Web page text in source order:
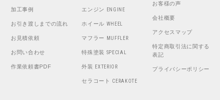
加工事例
お引き渡しまでの流れ
お見積依頼
お問い合わせ
作業依頼書PDF
エンジン ENGINE
ホイール WHEEL
マフラー MUFFLER
特殊塗装 SPECIAL
外装 EXTERIOR
セラコート CERAKOTE
お客様の声
会社概要
アクセスマップ
特定商取引法に関する
表記
プライバシーポリシー